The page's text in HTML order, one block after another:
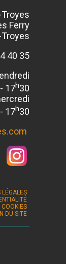
Ferry
40 35
17h30
17h30
LÉGALES
COOKIES
DU SITE